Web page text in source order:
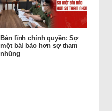
Bản lĩnh chính quyền: Sợ
một bài báo hơn sợ tham
nhũng